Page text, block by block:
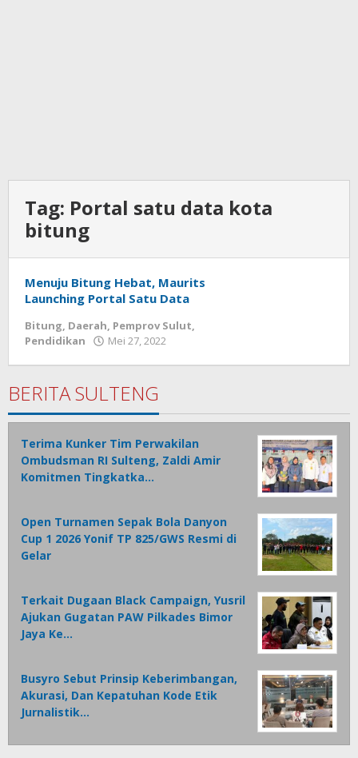
Tag: Portal satu data kota
bitung
Menuju Bitung Hebat, Maurits
Launching Portal Satu Data
Bitung, Daerah, Pemprov Sulut,
Pendidikan
Mei 27, 2022
BERITA SULTENG
Terima Kunker Tim Perwakilan
Ombudsman RI Sulteng, Zaldi Amir
Komitmen Tingkatka…
Open Turnamen Sepak Bola Danyon
Cup 1 2026 Yonif TP 825/GWS Resmi di
Gelar
Terkait Dugaan Black Campaign, Yusril
Ajukan Gugatan PAW Pilkades Bimor
Jaya Ke…
Busyro Sebut Prinsip Keberimbangan,
Akurasi, Dan Kepatuhan Kode Etik
Jurnalistik…